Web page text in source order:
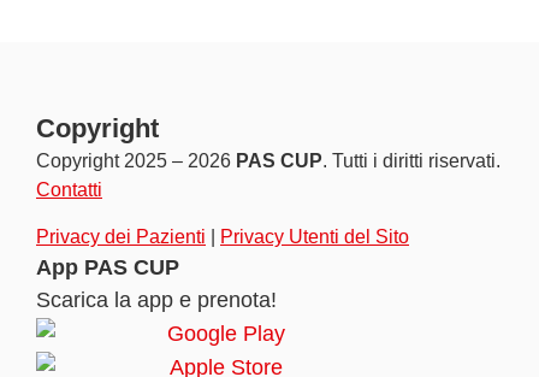
Copyright
Copyright 2025 – 2026 PAS CUP. Tutti i diritti riservati.
Contatti
Privacy dei Pazienti Privacy Utenti del Sito
App PAS CUP
Scarica la app e prenota!